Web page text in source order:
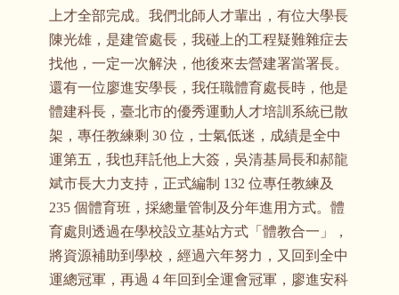
上才全部完成。我們北師人才輩出，有位大學長
陳光雄，是建管處長，我碰上的工程疑難雜症去
找他，一定一次解決，他後來去營建署當署長。
還有一位廖進安學長，我任職體育處長時，他是
體建科長，臺北市的優秀運動人才培訓系統已散
架，專任教練剩 30 位，士氣低迷，成績是全中
運第五，我也拜託他上大簽，吳清基局長和郝龍
斌市長大力支持，正式編制 132 位專任教練及
235 個體育班，採總量管制及分年進用方式。體
育處則透過在學校設立基站方式「體教合一」，
將資源補助到學校，經過六年努力，又回到全中
運總冠軍，再過 4 年回到全運會冠軍，廖進安科